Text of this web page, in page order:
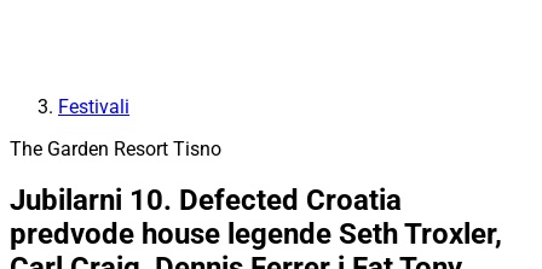
Festivali
The Garden Resort Tisno
Jubilarni 10. Defected Croatia
predvode house legende Seth Troxler,